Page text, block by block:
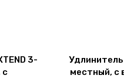
3-
с
Удлинитель
местный, с